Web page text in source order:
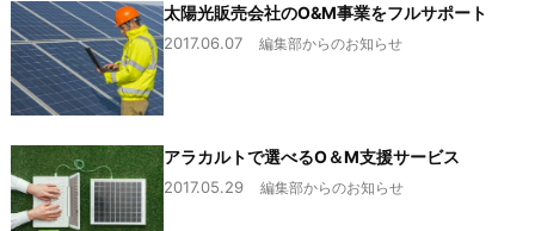
太陽光販売会社のO&M事業をフルサポート
2017.06.07 編集部からのお知らせ
アラカルトで選べるO＆M支援サービス
2017.05.29 編集部からのお知らせ